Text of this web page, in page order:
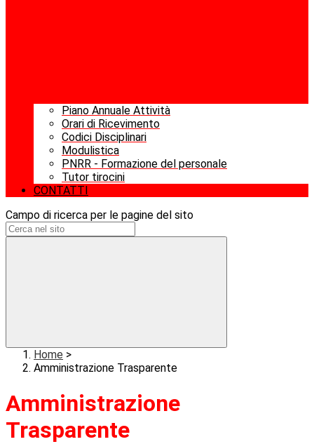
Piano Annuale Attività
Orari di Ricevimento
Codici Disciplinari
Modulistica
PNRR - Formazione del personale
Tutor tirocini
CONTATTI
Campo di ricerca per le pagine del sito
Home >
Amministrazione Trasparente
Amministrazione
Trasparente